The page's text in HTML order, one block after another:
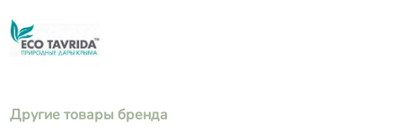
Другие товары бренда